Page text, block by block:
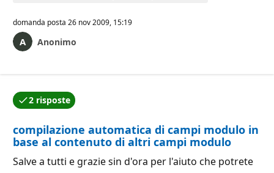
domanda posta 26 nov 2009, 15:19
Anonimo
2 risposte
Una delle risposte è stata accettata dall'autore della
compilazione automatica di campi modulo in
base al contenuto di altri campi modulo
Salve a tutti e grazie sin d'ora per l'aiuto che potrete